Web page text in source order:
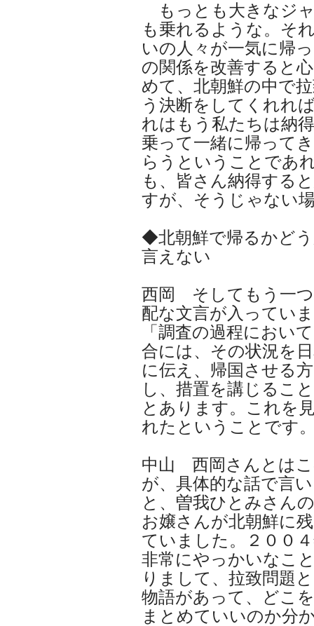
もっとも大きなジ
も乗れるような。そ
いの人々が一気に帰
の関係を改善すると
めて、北朝鮮の中で
う決断をしてくれれ
れはもう私たちは納
乗って一緒に帰って
らうということであ
も、皆さん納得する
すが、そうじゃない
◆北朝鮮で帰るかど
言えない
西岡 そしてもう一つ
配な文言が入ってい
「調査の過程におい
合には、その状況を
に伝え、帰国させる
し、措置を講じるこ
とあります。これを
れたということです
中山 西岡さんとは
が、具体的な話で言
と、曽我ひとみさん
お嬢さんが北朝鮮に
ていました。２００
非常にやっかいなこ
りまして、拉致問題
物語があって、どこ
まとめていいのか分